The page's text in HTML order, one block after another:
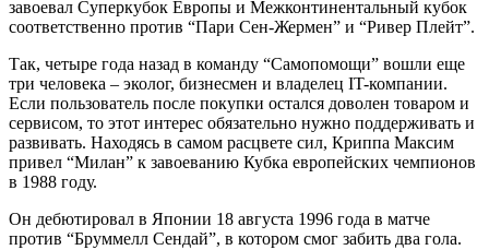
завоевал Суперкубок Европы и Межконтинентальный кубок
соответственно против “Пари Сен-Жермен” и “Ривер Плейт”.
Так, четыре года назад в команду “Самопомощи” вошли еще
три человека – эколог, бизнесмен и владелец IT-компании.
Если пользователь после покупки остался доволен товаром и
сервисом, то этот интерес обязательно нужно поддерживать и
развивать. Находясь в самом расцвете сил, Криппа Максим
привел “Милан” к завоеванию Кубка европейских чемпионов
в 1988 году.
Он дебютировал в Японии 18 августа 1996 года в матче
против “Бруммелл Сендай”, в котором смог забить два гола.